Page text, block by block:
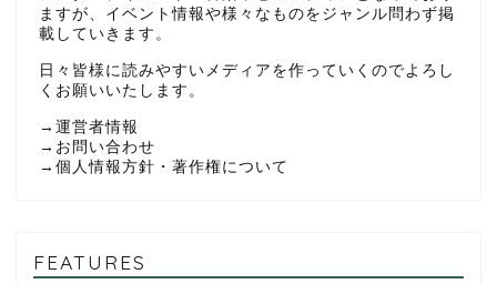
ますが、イベント情報や様々なものをジャンル問わず掲
載していきます。
日々皆様に読みやすいメディアを作っていくのでよろし
くお願いいたします。
→ 運営者情報
→ お問い合わせ
→ 個人情報方針・著作権について
FEATURES